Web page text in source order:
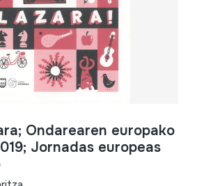
Ondarearen europako
Jornadas europeas